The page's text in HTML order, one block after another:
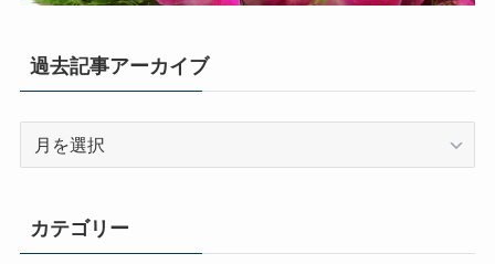
過去記事アーカイブ
ア
カテゴリー